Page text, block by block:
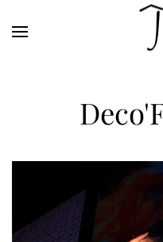
Skip to main